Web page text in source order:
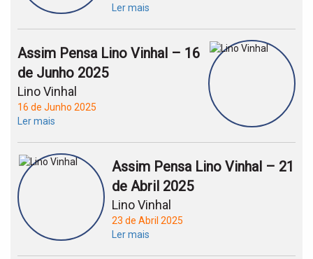
Ler mais
Assim Pensa Lino Vinhal – 16
de Junho 2025
Lino Vinhal
16 de Junho 2025
Ler mais
Assim Pensa Lino Vinhal – 21
de Abril 2025
Lino Vinhal
23 de Abril 2025
Ler mais